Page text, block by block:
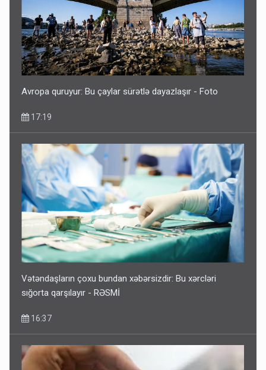
Avropa quruyur: Bu çaylar sürətlə dayazlaşır - Foto
17:19
Vətəndaşların çoxu bundan xəbərsizdir: Bu xərcləri
sığorta qarşılayır - RƏSMİ
16:37